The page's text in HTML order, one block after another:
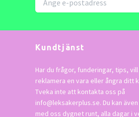
Kundtjänst
Har du frågor, funderingar, tips, vill
reklamera en vara eller ångra ditt
Tveka inte att kontakta oss på
info@leksakerplus.se. Du kan även
med oss dygnet runt, alla dagar i